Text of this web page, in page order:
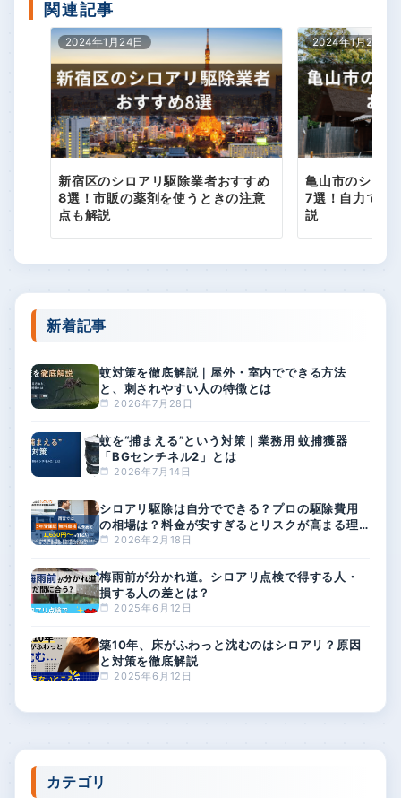
関連記事
2024年1月24日
新宿区のシロアリ駆除業者おすすめ
8選！市販の薬剤を使うときの注意
点も解説
2024年1月24日
亀山市のシロ
7選！自力で駆
説
新着記事
蚊対策を徹底解説｜屋外・室内でできる方法
と、刺されやすい人の特徴とは
2026年7月28日
蚊を“捕まえる”という対策｜業務用 蚊捕獲器
「BGセンチネル2」とは
2026年7月14日
シロアリ駆除は自分でできる？プロの駆除費用
の相場は？料金が安すぎるとリスクが高まる理
由 2026年2月18日
梅雨前が分かれ道。シロアリ点検で得する人・
損する人の差とは？
2025年6月12日
築10年、床がふわっと沈むのはシロアリ？原因
と対策を徹底解説
2025年6月12日
カテゴリ